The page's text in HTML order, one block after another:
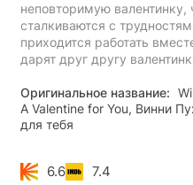
неповторимую
сталкиваются с
приходится работать
дарят друг другу
Оригинальное название:
A Valentine for You, Винни
для тебя
6.6 7.4